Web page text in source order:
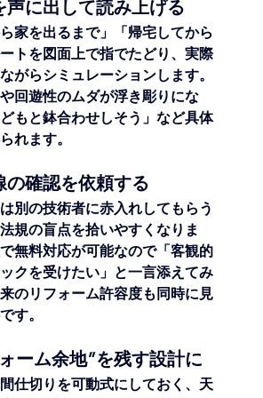
声に出して読み上げる
家を出るまで」「帰宅してから
トを図面上で指でたどり、実際
がらシミュレーションします。
回遊性のムダが浮き彫りにな
もと鉢合わせしそう」など具体
れます。
の確認を依頼する
別の技術者に赤入れしてもらう
規の盲点を拾いやすくなりま
無料対応が可能なので「客観的
クを受けたい」と一言添えてみ
のリフォーム許容度も同時に見
す。
ーム余地”を残す設計に
仕切りを可動式にしておく、天